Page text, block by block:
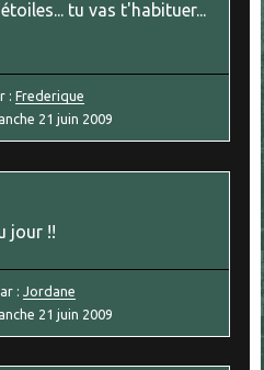
tu vas t'habituer...
: Frederique
21 juin 2009
jour !!
: Jordane
21 juin 2009